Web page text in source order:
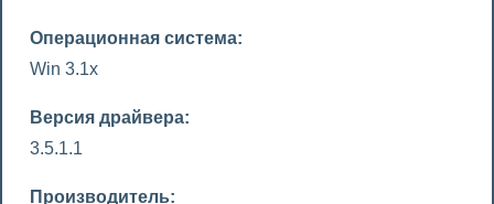
Операционная система:
Win 3.1x
Версия драйвера:
3.5.1.1
Производитель: